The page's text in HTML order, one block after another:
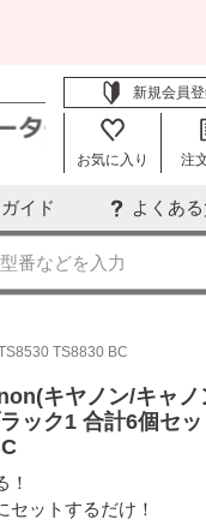
新規会員
お気に入り 注
イド よくあ
TS8830 BC
キヤノン/キャノ
ック1 合計6個セ
！
ットするだけ！